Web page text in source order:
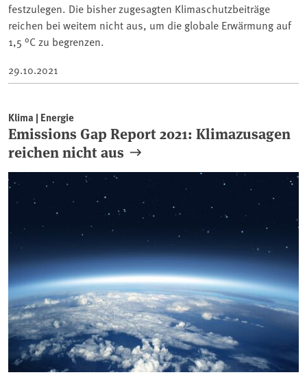
festzulegen. Die bisher zugesagten Klimaschutzbeiträge
reichen bei weitem nicht aus, um die globale Erwärmung auf
1,5 °C zu begrenzen.
29.10.2021
Klima | Energie
Emissions Gap Report 2021: Klimazusagen
reichen nicht aus